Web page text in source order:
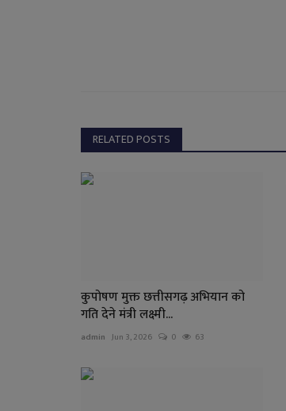
RELATED POSTS
कुपोषण मुक्त छत्तीसगढ़ अभियान को
गति देने मंत्री लक्ष्मी...
admin Jun 3, 2026 0 63